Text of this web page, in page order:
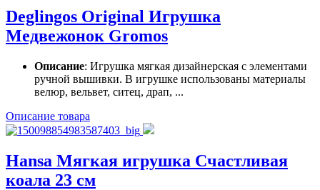
Deglingos Original Игрушка
Медвежонок Gromos
Описание: Игрушка мягкая дизайнерская с элементами
ручной вышивки. В игрушке использованы материалы
велюр, вельвет, ситец, драп, ...
Описание товара
Hansa Мягкая игрушка Счастливая
коала 23 см